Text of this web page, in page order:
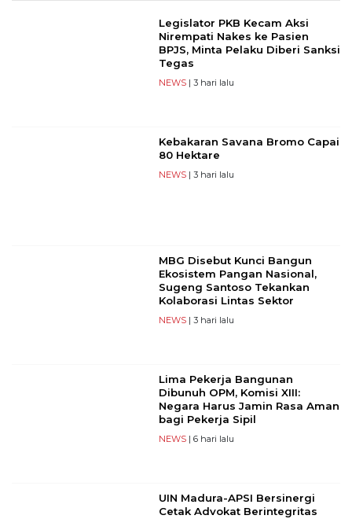
Legislator PKB Kecam Aksi
Nirempati Nakes ke Pasien
BPJS, Minta Pelaku Diberi Sanksi
Tegas
NEWS| 3 hari lalu
Kebakaran Savana Bromo Capai
80 Hektare
NEWS| 3 hari lalu
MBG Disebut Kunci Bangun
Ekosistem Pangan Nasional,
Sugeng Santoso Tekankan
Kolaborasi Lintas Sektor
NEWS| 3 hari lalu
Lima Pekerja Bangunan
Dibunuh OPM, Komisi XIII:
Negara Harus Jamin Rasa Aman
bagi Pekerja Sipil
NEWS| 6 hari lalu
UIN Madura-APSI Bersinergi
Cetak Advokat Berintegritas